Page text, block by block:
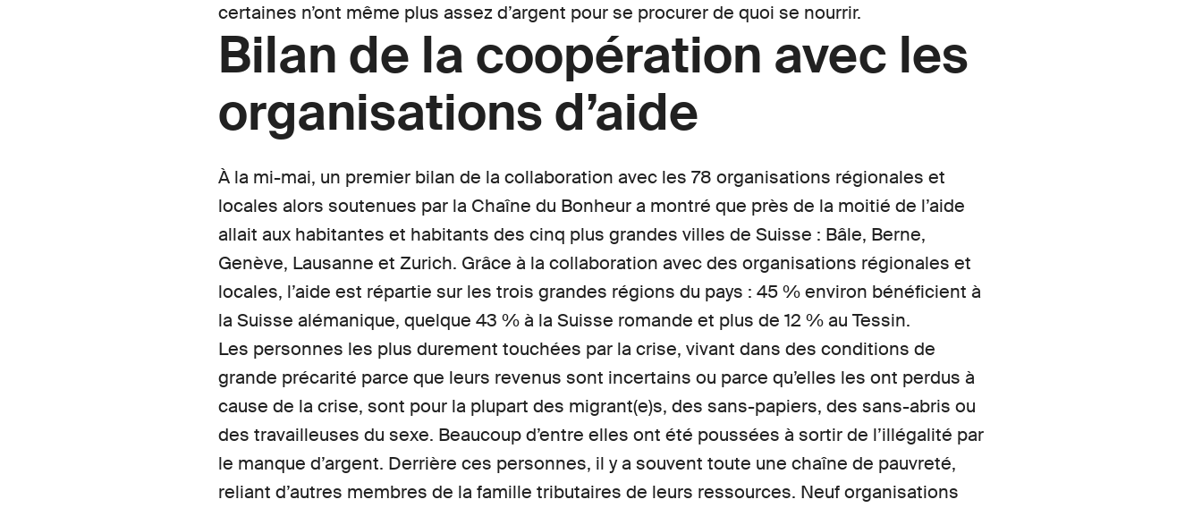
certaines n’ont même plus assez d’argent pour se procurer de quoi se nourrir.
Bilan de la coopération avec les
organisations d’aide
À la mi-mai, un premier bilan de la collaboration avec les 78 organisations régionales et
locales alors soutenues par la Chaîne du Bonheur a montré que près de la moitié de l’aide
allait aux habitantes et habitants des cinq plus grandes villes de Suisse : Bâle, Berne,
Genève, Lausanne et Zurich. Grâce à la collaboration avec des organisations régionales et
locales, l’aide est répartie sur les trois grandes régions du pays : 45 % environ bénéficient à
la Suisse alémanique, quelque 43 % à la Suisse romande et plus de 12 % au Tessin.
Les personnes les plus durement touchées par la crise, vivant dans des conditions de
grande précarité parce que leurs revenus sont incertains ou parce qu’elles les ont perdus à
cause de la crise, sont pour la plupart des migrant(e)s, des sans-papiers, des sans-abris ou
des travailleuses du sexe. Beaucoup d’entre elles ont été poussées à sortir de l’illégalité par
le manque d’argent. Derrière ces personnes, il y a souvent toute une chaîne de pauvreté,
reliant d’autres membres de la famille tributaires de leurs ressources. Neuf organisations